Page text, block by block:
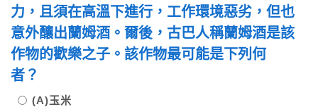
力，且須在高溫下進行，工作環境惡劣，但也
意外釀出蘭姆酒。爾後，古巴人稱蘭姆酒是該
作物的歡樂之子。該作物最可能是下列何
者？
(A)玉米